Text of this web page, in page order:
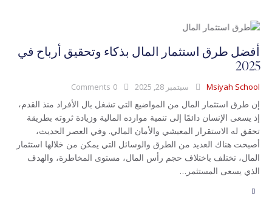
أفضل طرق استثمار المال بذكاء وتحقيق أرباح في
2025
Msiyah School سبتمبر 28, 2025 0
Comments
إن طرق استثمار المال من المواضيع التي تشغل بال الأفراد منذ القدم،
إذ يسعى الإنسان دائمًا إلى تنمية موارده المالية وزيادة ثروته بطريقة
تحقق له الاستقرار المعيشي والأمان المالي. وفي العصر الحديث،
أصبحت هناك العديد من الطرق والوسائل التي يمكن من خلالها استثمار
المال، تختلف باختلاف حجم رأس المال، مستوى المخاطرة، والهدف
الذي يسعى المستثمر…